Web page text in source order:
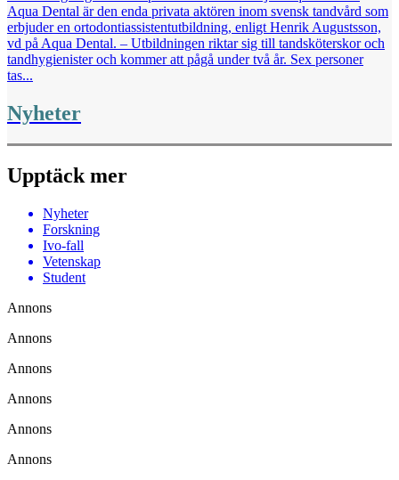
Aqua Dental är den enda privata aktören inom svensk tandvård som
erbjuder en ortodontiassistentutbildning, enligt Henrik Augustsson,
vd på Aqua Dental. – Utbildningen riktar sig till tandsköterskor och
tandhygienister och kommer att pågå under två år. Sex personer
tas...
Nyheter
Upptäck mer
Nyheter
Forskning
Ivo-fall
Vetenskap
Student
Annons
Annons
Annons
Annons
Annons
Annons